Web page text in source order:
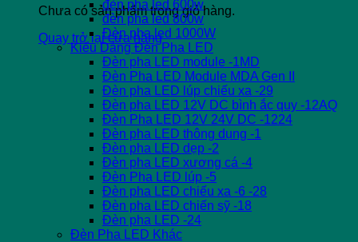
Chưa có sản phẩm trong giỏ hàng.
Quay trở lại cửa hàng
đèn pha led 600w
đèn pha led 800w
Đèn pha led 1000W
Kiểu Dáng Đèn Pha LED
Đèn pha LED module -1MD
Đèn Pha LED Module MDA Gen II
Đèn pha LED lúp chiếu xa -29
Đèn pha LED 12V DC bình ắc quy -12AQ
Đèn Pha LED 12V 24V DC -1224
Đèn pha LED thông dụng -1
Đèn pha LED dẹp -2
Đèn pha LED xương cá -4
Đèn Pha LED lúp -5
Đèn pha LED chiếu xa -6 -28
Đèn pha LED chiến sỹ -18
Đèn pha LED -24
Đèn Pha LED Khác